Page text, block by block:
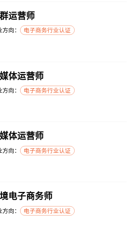
运营师
方向： 电子商务行业认证
体运营师
方向： 电子商务行业认证
体运营师
方向： 电子商务行业认证
电子商务师
方向： 电子商务行业认证